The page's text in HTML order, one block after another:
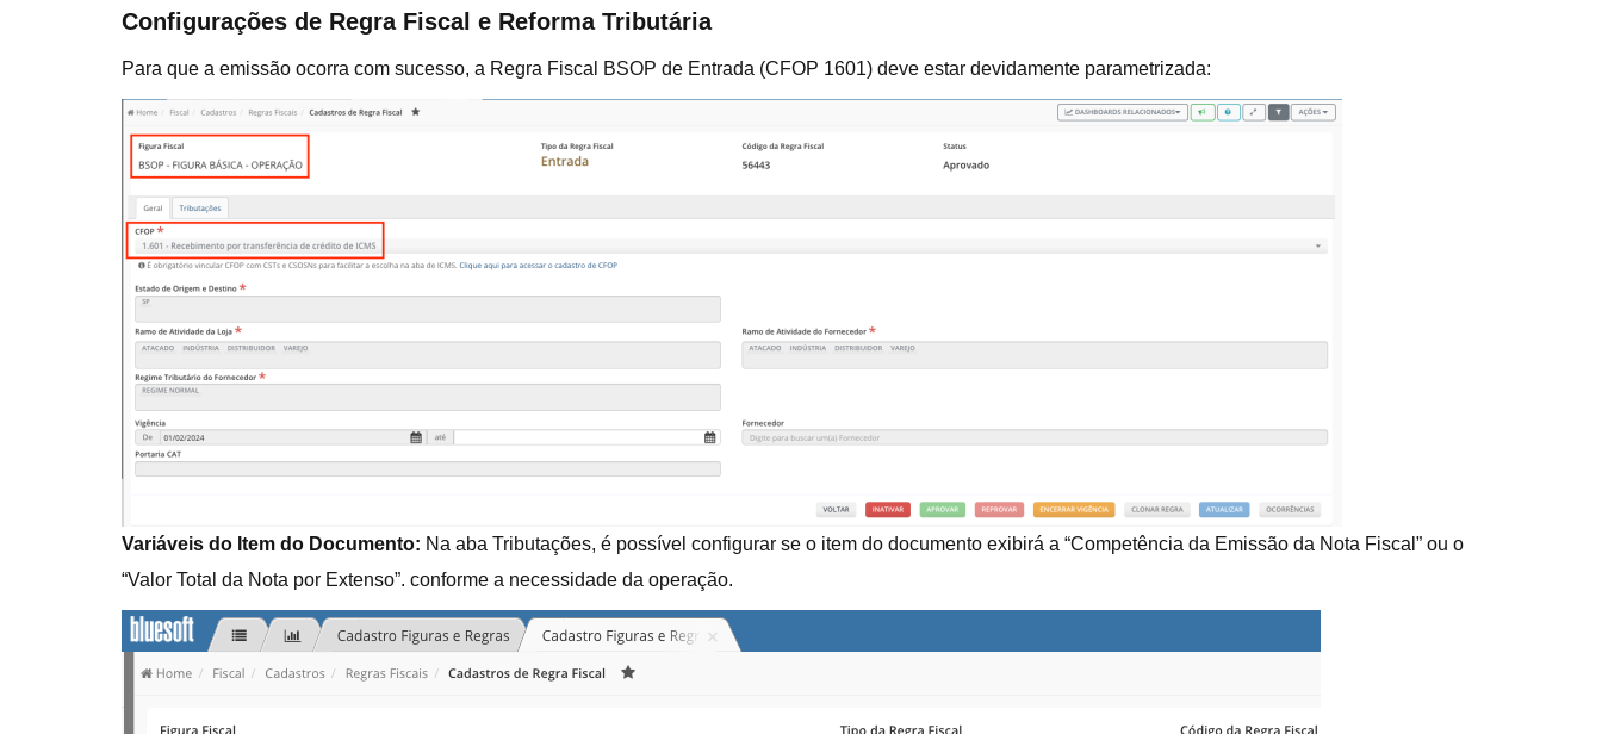
Configurações de Regra Fiscal e Reforma Tributária
Para que a emissão ocorra com sucesso, a Regra Fiscal BSOP de Entrada (CFOP 1601) deve estar devidamente parametrizada:
Variáveis do Item do Documento: Na aba Tributações, é possível configurar se o item do documento exibirá a “Competência da Emissão da Nota Fiscal” ou o
“Valor Total da Nota por Extenso”. conforme a necessidade da operação.